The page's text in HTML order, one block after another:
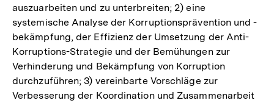
auszuarbeiten und zu unterbreiten; 2) eine
systemische Analyse der Korruptionsprävention und -
bekämpfung, der Effizienz der Umsetzung der Anti-
Korruptions-Strategie und der Bemühungen zur
Verhinderung und Bekämpfung von Korruption
durchzuführen; 3) vereinbarte Vorschläge zur
Verbesserung der Koordination und Zusammenarbeit